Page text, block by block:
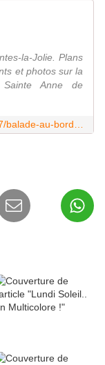
la-Jolie. Plans
et photos sur la
Sainte Anne de